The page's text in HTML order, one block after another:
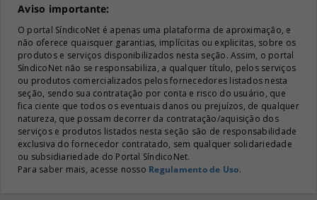
Aviso importante:
O portal SíndicoNet é apenas uma plataforma de aproximação, e
não oferece quaisquer garantias, implícitas ou explicitas, sobre os
produtos e serviços disponibilizados nesta seção. Assim, o portal
SíndicoNet não se responsabiliza, a qualquer título, pelos serviços
ou produtos comercializados pelos fornecedores listados nesta
seção, sendo sua contratação por conta e risco do usuário, que
fica ciente que todos os eventuais danos ou prejuízos, de qualquer
natureza, que possam decorrer da contratação/aquisição dos
serviços e produtos listados nesta seção são de responsabilidade
exclusiva do fornecedor contratado, sem qualquer solidariedade
ou subsidiariedade do Portal SíndicoNet.
Para saber mais, acesse nosso Regulamento de Uso.